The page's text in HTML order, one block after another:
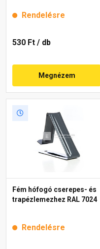
Rendelésre
530 Ft / db
Megnézem
Fém hófogó cserepes- és
trapézlemezhez RAL 7024
Rendelésre